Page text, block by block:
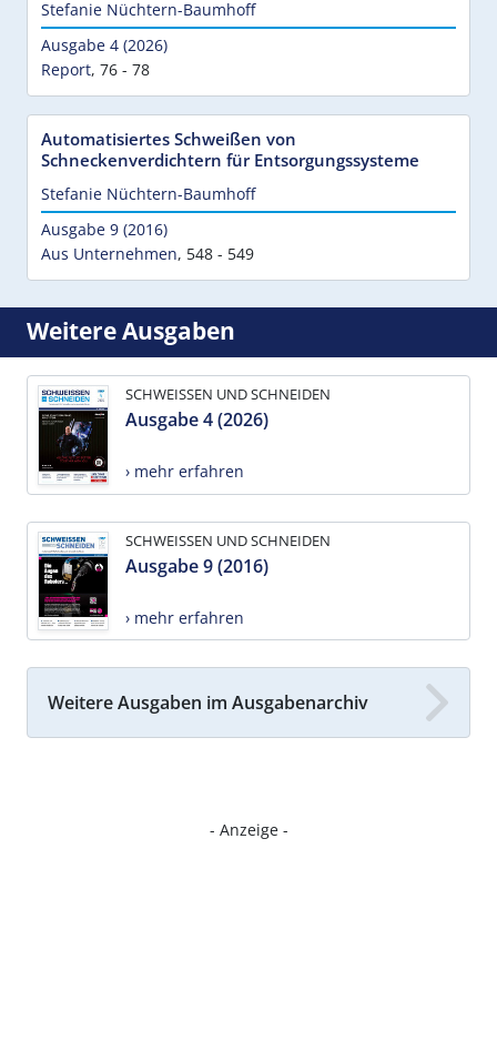
Stefanie Nüchtern-Baumhoff
Ausgabe 4 (2026)
Report, 76 - 78
Automatisiertes Schweißen von
Schneckenverdichtern für Entsorgungssysteme
Stefanie Nüchtern-Baumhoff
Ausgabe 9 (2016)
Aus Unternehmen, 548 - 549
Weitere Ausgaben
SCHWEISSEN UND SCHNEIDEN
Ausgabe 4 (2026)
› mehr erfahren
SCHWEISSEN UND SCHNEIDEN
Ausgabe 9 (2016)
› mehr erfahren
Weitere Ausgaben im Ausgabenarchiv
- Anzeige -